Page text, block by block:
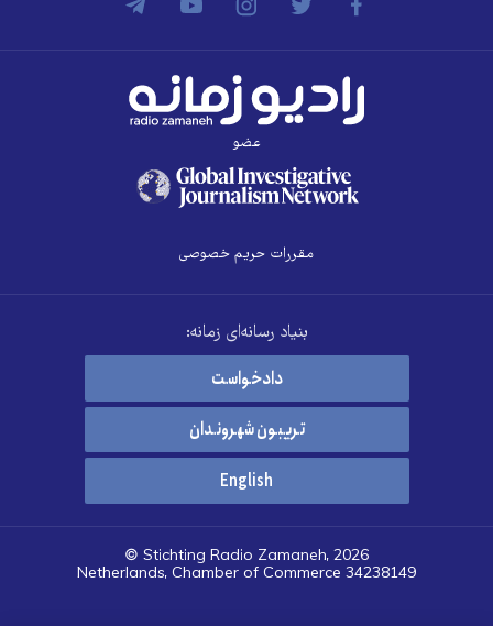
عضو
مقررات حریم خصوصی
بنیاد رسانه‌ای زمانه:
دادخواست
تریبون شهروندان
English
© Stichting Radio Zamaneh, 2026
Netherlands, Chamber of Commerce 34238149